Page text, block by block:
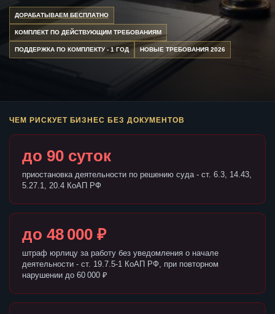
ДОРАБАТЫВАЕМ БЕСПЛАТНО
КОМПЛЕКТ ПО ДЕЙСТВУЮЩИМ ТРЕБОВАНИЯМ
ПОДДЕРЖКА ПО КОМПЛЕКТУ - 1 ГОД НОВЫЕ ТРЕБОВАНИЯ 2026
ЧЕМ РИСКУЕТ БИЗНЕС БЕЗ ДОКУМЕНТОВ
до 90 суток
приостановка деятельности по решению суда - ст. 6.3, 14.43,
5.27.1, 20.4 КоАП РФ
до 48 000 ₽
штраф юрлицу за работу без уведомления о начале
деятельности - ст. 19.7.5-1 КоАП РФ, при повторном
нарушении до 60 000 ₽